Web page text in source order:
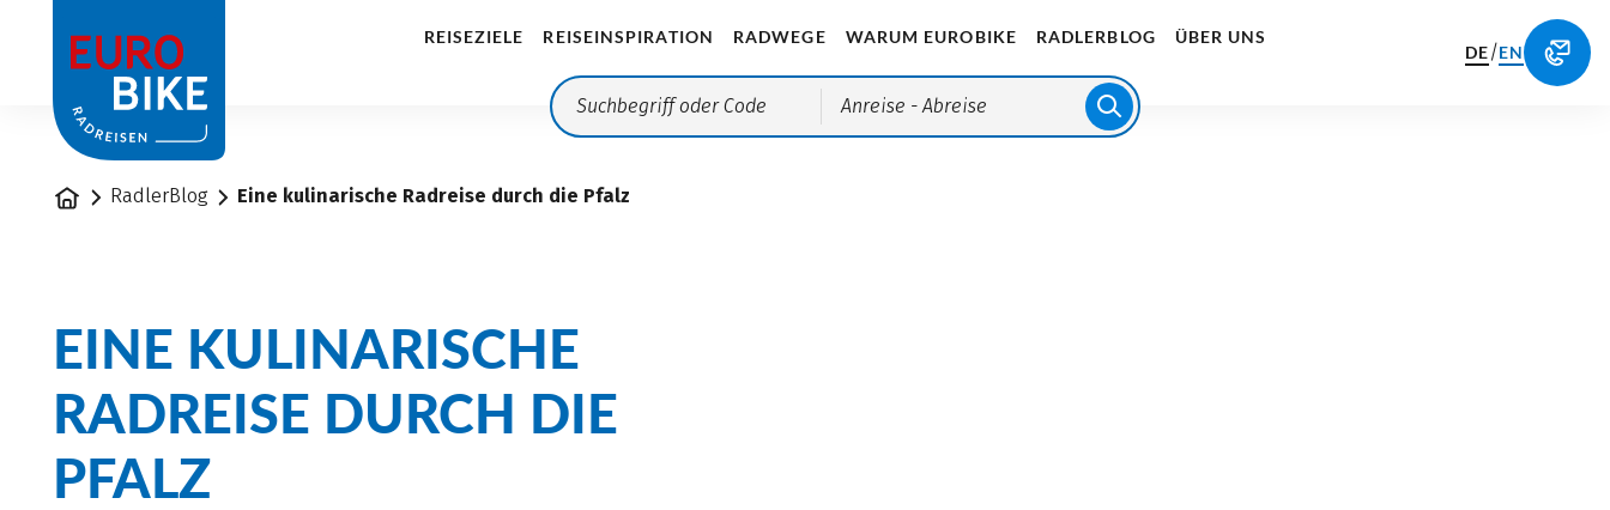
REISEZIELE REISEINSPIRATION RADWEGE WARUM EUROBIKE RADLERBLOG ÜBER UNS
Anreise - Abreise
DE/EN
StartseiteRadlerBlog Eine kulinarische Radreise durch die Pfalz
EINE KULINARISCHE
RADREISE DURCH DIE
PFALZ